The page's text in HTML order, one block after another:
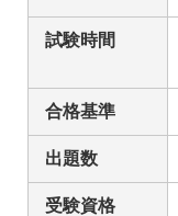
試験時間
合格基準
出題数
受験資格